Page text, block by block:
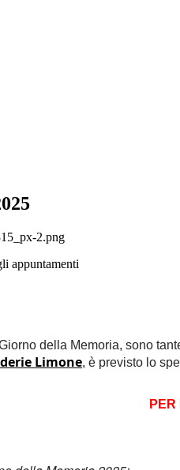
appuntamenti
della Memoria, sono
Limone, è previsto lo
PER